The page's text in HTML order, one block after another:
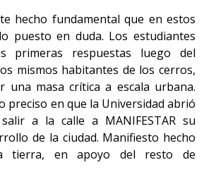
hecho fundamental que en estos
puesto en duda. Los estudiantes
primeras respuestas luego del
mismos habitantes de los cerros,
una masa crítica a escala urbana.
preciso en que la Universidad abrió
a la calle a MANIFESTAR su
de la ciudad. Manifiesto hecho
tierra, en apoyo del resto de